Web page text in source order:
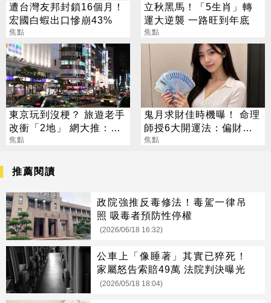
遭台灣友邦封鎖16個月！
宏國白蝦出口慘崩43%
焦點
立秋黑馬！「5生肖」轉
運大逆襲 一路旺到年底
焦點
東京玩到沒梗？ 旅遊老手
改衝「2地」 網大推：去
了回不來
焦點
鬼月求財佳時機曝！ 命理
師授6大開運法：偏財
「用想的」就行
焦點
推薦閱讀
政院強推反毒修法！毒駕一律吊
照 吸毒者預防性停權
(2026/06/18 16:32)
公車上「像睡著」其實已猝死！
家屬怒告索賠49萬 法院判決曝光
(2026/05/18 18:04)